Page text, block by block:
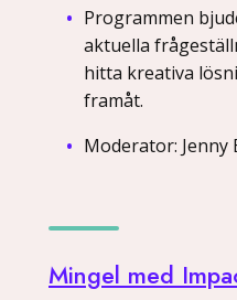
Programmen
aktuella
hitta kreativa
framåt.
Moderator: Jenny
Mingel med